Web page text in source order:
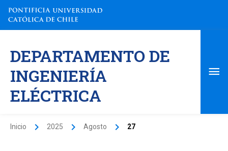
contenido
DEPARTAMENTO DE
INGENIERÍA
ELÉCTRICA
Inicio 2025 Agosto 27